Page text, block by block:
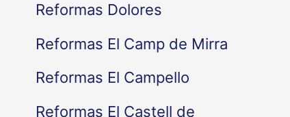
Reformas Dolores
Reformas El Camp de Mirra
Reformas El Campello
Reformas El Castell de